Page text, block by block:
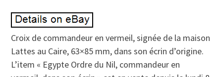
Croix de commandeur en vermeil, signée de la maison
Lattes au Caire, 63×85 mm, dans son écrin d’origine.
L’item « Egypte Ordre du Nil, commandeur en